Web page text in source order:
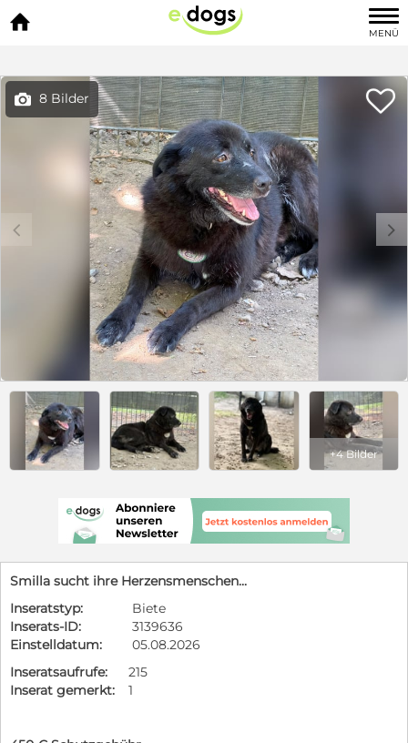

MENÜ
 8 Bilder 
c d
+4 Bilder
Smilla sucht ihre Herzensmenschen...
Inseratstyp:
Biete
Inserats-ID:
3139636
Einstelldatum:
05.08.2026
Inseratsaufrufe:
215
Inserat gemerkt:
1